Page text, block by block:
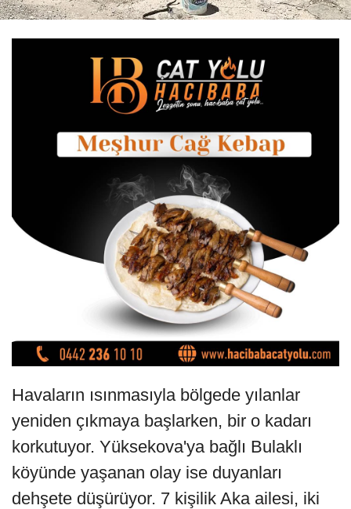
Havaların ısınmasıyla bölgede yılanlar
yeniden çıkmaya başlarken, bir o kadarı
korkutuyor. Yüksekova'ya bağlı Bulaklı
köyünde yaşanan olay ise duyanları
dehşete düşürüyor. 7 kişilik Aka ailesi, iki